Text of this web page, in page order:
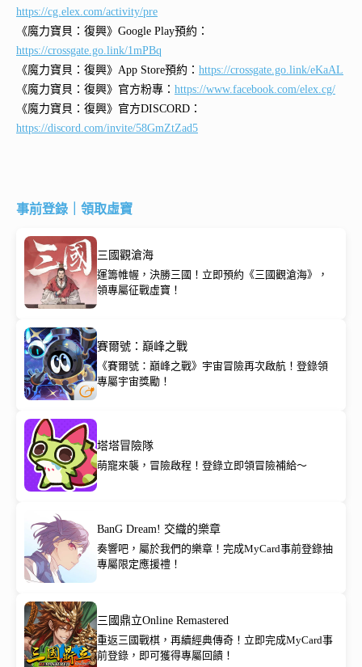
https://cg.elex.com/activity/pre
《魔力寶貝：復興》Google Play預約：
https://crossgate.go.link/1mPBq
《魔力寶貝：復興》App Store預約： https://crossgate.go.link/eKaAL
《魔力寶貝：復興》官方粉專： https://www.facebook.com/elex.cg/
《魔力寶貝：復興》官方DISCORD：
https://discord.com/invite/58GmZtZad5
事前登錄｜領取虛寶
三國觀滄海
運籌帷幄，決勝三國！立即預約《三國觀滄海》，
領專屬征戰虛寶！
賽爾號：巔峰之戰
《賽爾號：巔峰之戰》宇宙冒險再次啟航！登錄領
專屬宇宙獎勵！
塔塔冒險隊
萌寵來襲，冒險啟程！登錄立即領冒險補給～
BanG Dream! 交織的樂章
奏響吧，屬於我們的樂章！完成MyCard事前登錄抽
專屬限定應援禮！
三國鼎立Online Remastered
重返三國戰棋，再續經典傳奇！立即完成MyCard事
前登錄，即可獲得專屬回饋！